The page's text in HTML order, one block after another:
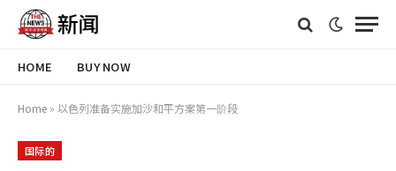
HOME BUY NOW
Home » 以色列准备实施加沙和平方案第一阶段
国际的